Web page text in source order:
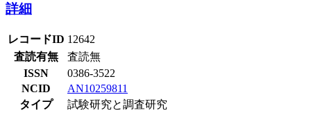
詳細
レコードID 12642
査読有無
査読無
ISSN
0386-3522
NCID
AN10259811
タイプ
試験研究と調査研究